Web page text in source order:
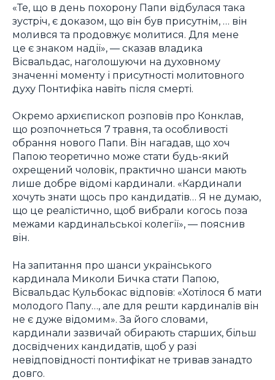
«Те, що в день похорону Папи відбулася така
зустріч, є доказом, що він був присутнім, … він
молився та продовжує молитися. Для мене
це є знаком надії», — сказав владика
Вісвальдас, наголошуючи на духовному
значенні моменту і присутності молитовного
духу Понтифіка навіть після смерті.
Окремо архиєпископ розповів про Конклав,
що розпочнеться 7 травня, та особливості
обрання нового Папи. Він нагадав, що хоч
Папою теоретично може стати будь-який
охрещений чоловік, практично шанси мають
лише добре відомі кардинали. «Кардинали
хочуть знати щось про кандидатів… Я не думаю,
що це реалістично, щоб вибрали когось поза
межами кардинальської колегії», — пояснив
він.
На запитання про шанси українського
кардинала Миколи Бичка стати Папою,
Вісвальдас Кульбокас відповів: «Хотілося б мати
молодого Папу…, але для решти кардиналів він
не є дуже відомим». За його словами,
кардинали зазвичай обирають старших, більш
досвідчених кандидатів, щоб у разі
невідповідності понтифікат не тривав занадто
довго.